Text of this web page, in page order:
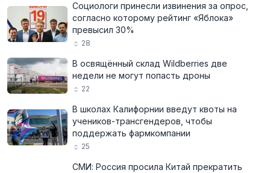
Социологи принесли извинения за опрос,
согласно которому рейтинг «Яблока»
превысил 30%
28
В освящённый склад Wildberries две
недели не могут попасть дроны
22
В школах Калифорнии введут квоты на
учеников-трансгендеров, чтобы
поддержать фармкомпании
25
СМИ: Россия просила Китай прекратить